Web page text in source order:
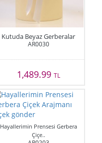
Kutuda Beyaz Gerberalar
AR0030
1,489.99 TL
Hayallerimin Prensesi Gerbera
Çiçe..